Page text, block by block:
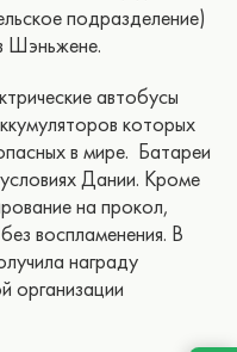
подразделение)
Шэньжене.
автобусы
которых
в мире. Батареи
Дании. Кроме
на прокол,
воспламенения. В
награду
организации